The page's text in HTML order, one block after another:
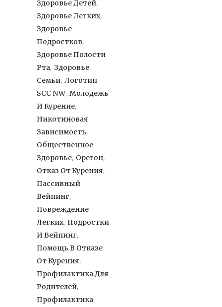
Здоровье Детей,
Здоровье Легких,
Здоровье
Подростков,
Здоровье Полости
Рта, Здоровье
Семьи, Логотип
SCC NW, Молодежь
И Курение,
Никотиновая
Зависимость,
Общественное
Здоровье, Орегон,
Отказ От Курения,
Пассивный
Вейпинг,
Повреждение
Легких, Подростки
И Вейпинг,
Помощь В Отказе
От Курения,
Профилактика Для
Родителей,
Профилактика